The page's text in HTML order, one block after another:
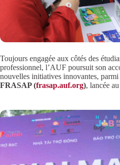
Toujours engagée aux côtés des
professionnel, l’AUF poursuit son
nouvelles initiatives innovantes,
FRASAP (frasap.auf.org), lancée